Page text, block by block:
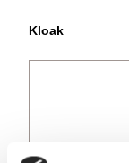
Kloak